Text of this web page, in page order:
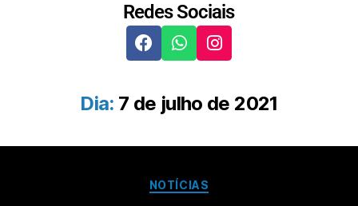
Redes Sociais
Dia: 7 de julho de 2021
NOTÍCIAS